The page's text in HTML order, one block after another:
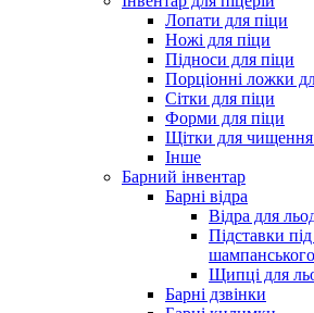
Лопати для піци
Ножі для піци
Підноси для піци
Порціонні ложки
Сітки для піци
Форми для піци
Щітки для чищення
Інше
Барний інвентар
Барні відра
Відра для
Підставки
шампанського
Щипці для
Барні дзвінки